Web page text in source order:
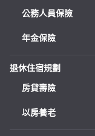
公務人員保險
年金保險
退休住宿規劃
房貸壽險
以房養老